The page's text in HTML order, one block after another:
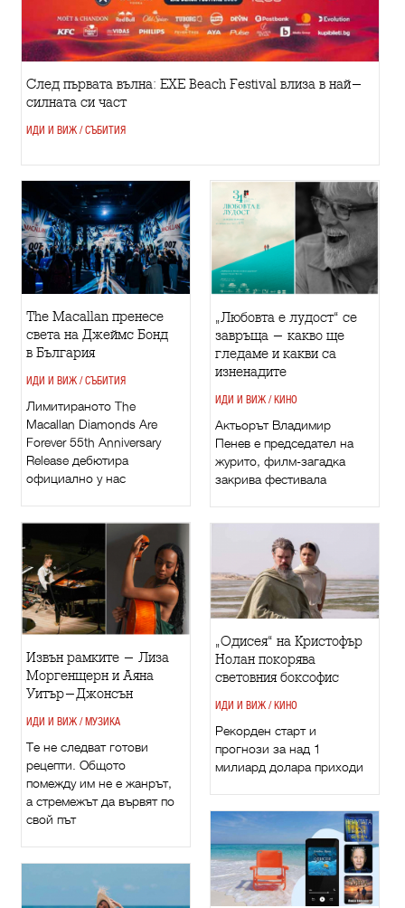
След първата вълна: EXE Beach Festival влиза в най-
силната си част
ИДИ И ВИЖ / СЪБИТИЯ
The Macallan пренесе
света на Джеймс Бонд
в България
ИДИ И ВИЖ / СЪБИТИЯ
Лимитираното The
Macallan Diamonds Are
Forever 55th Anniversary
Release дебютира
официално у нас
„Любовта е лудост“ се
завръща - какво ще
гледаме и какви са
изненадите
ИДИ И ВИЖ / КИНО
Актьорът Владимир
Пенев е председател на
журито, филм-загадка
закрива фестивала
Извън рамките - Лиза
Моргенщерн и Аяна
Уитър-Джонсън
ИДИ И ВИЖ / МУЗИКА
Те не следват готови
рецепти. Общото
помежду им не е жанрът,
а стремежът да вървят по
свой път
„Одисея“ на Кристофър
Нолан покорява
световния боксофис
ИДИ И ВИЖ / КИНО
Рекорден старт и
прогнози за над 1
милиард долара приходи